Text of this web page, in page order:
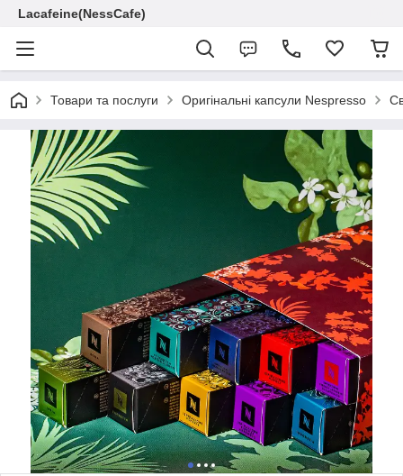
Lacafeine(NessCafe)
Товари та послуги Оригінальні капсули Nespresso